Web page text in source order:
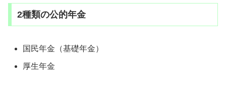
2種類の公的年金
国民年金（基礎年金）
厚生年金